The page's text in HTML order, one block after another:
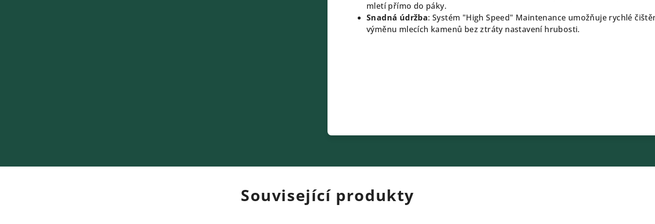
mletí přímo do páky.
Snadná údržba:Systém "High Speed" Maintenance umožňuje rychlé
výměnu mlecích kamenů bez ztráty nastavení hrubosti.
Související produkty